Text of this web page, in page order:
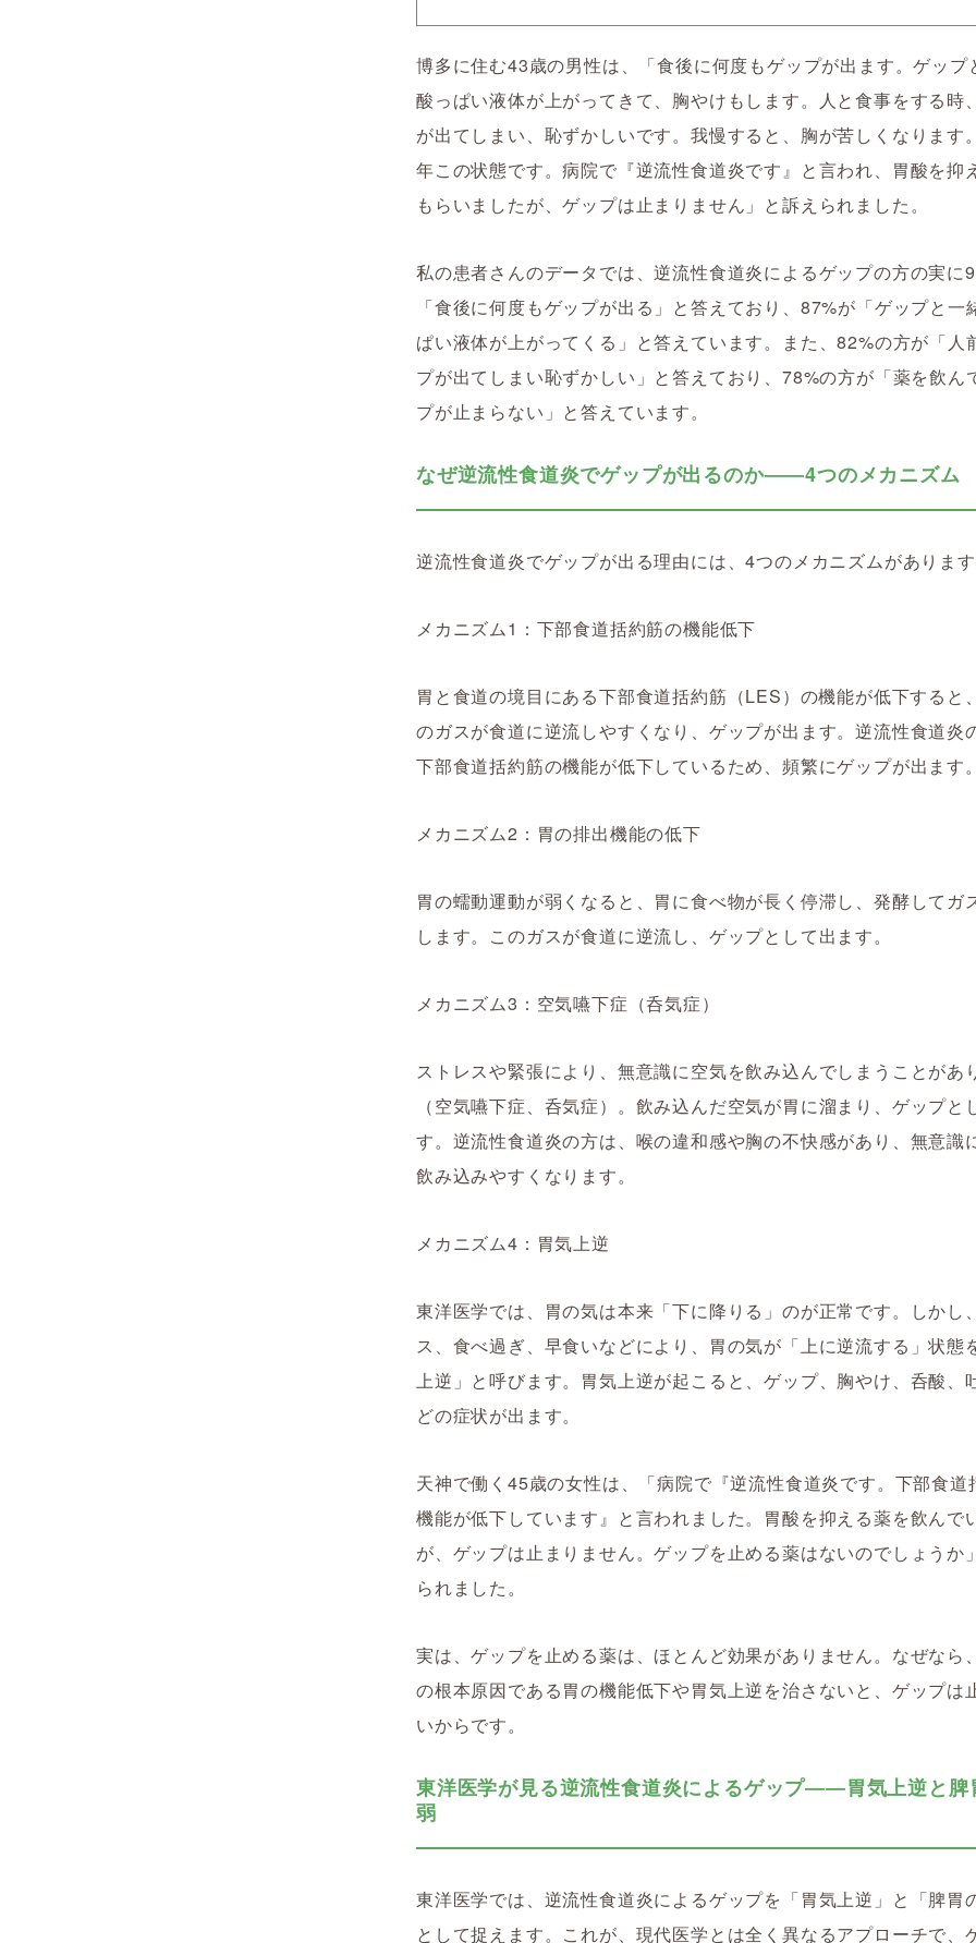
博多に住む43歳の男性は、「食後に何度もゲップが出ます。ゲップ
酸っぱい液体が上がってきて、胸やけもします。人と食事をする時
が出てしまい、恥ずかしいです。我慢すると、胸が苦しくなります
年この状態です。病院で『逆流性食道炎です』と言われ、胃酸を抑
もらいましたが、ゲップは止まりません」と訴えられました。
私の患者さんのデータでは、逆流性食道炎によるゲップの方の実に
「食後に何度もゲップが出る」と答えており、87%が「ゲップと一
ぱい液体が上がってくる」と答えています。また、82%の方が「人
プが出てしまい恥ずかしい」と答えており、78%の方が「薬を飲ん
プが止まらない」と答えています。
なぜ逆流性食道炎でゲップが出るのか――4つのメカニズム
逆流性食道炎でゲップが出る理由には、4つのメカニズムがありま
メカニズム1：下部食道括約筋の機能低下
胃と食道の境目にある下部食道括約筋（LES）の機能が低下すると
のガスが食道に逆流しやすくなり、ゲップが出ます。逆流性食道炎
下部食道括約筋の機能が低下しているため、頻繁にゲップが出ます
メカニズム2：胃の排出機能の低下
胃の蠕動運動が弱くなると、胃に食べ物が長く停滞し、発酵してガ
します。このガスが食道に逆流し、ゲップとして出ます。
メカニズム3：空気嚥下症（呑気症）
ストレスや緊張により、無意識に空気を飲み込んでしまうことがあ
（空気嚥下症、呑気症）。飲み込んだ空気が胃に溜まり、ゲップと
す。逆流性食道炎の方は、喉の違和感や胸の不快感があり、無意識
飲み込みやすくなります。
メカニズム4：胃気上逆
東洋医学では、胃の気は本来「下に降りる」のが正常です。しかし
ス、食べ過ぎ、早食いなどにより、胃の気が「上に逆流する」状態
上逆」と呼びます。胃気上逆が起こると、ゲップ、胸やけ、呑酸、
どの症状が出ます。
天神で働く45歳の女性は、「病院で『逆流性食道炎です。下部食道
機能が低下しています』と言われました。胃酸を抑える薬を飲んで
が、ゲップは止まりません。ゲップを止める薬はないのでしょうか
られました。
実は、ゲップを止める薬は、ほとんど効果がありません。なぜなら
の根本原因である胃の機能低下や胃気上逆を治さないと、ゲップは
いからです。
東洋医学が見る逆流性食道炎によるゲップ――胃気上逆と脾
弱
東洋医学では、逆流性食道炎によるゲップを「胃気上逆」と「脾胃
として捉えます。これが、現代医学とは全く異なるアプローチで、